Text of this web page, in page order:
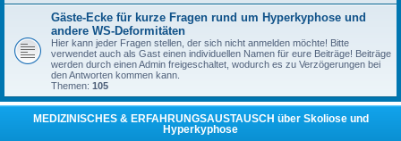
Gäste-Ecke für kurze Fragen rund um Hyperkyphose und
andere WS-Deformitäten
Hier kann jeder Fragen stellen, der sich nicht anmelden möchte! Bitte
verwendet auch als Gast einen individuellen Namen für eure Beiträge! Beiträge
werden durch einen Admin freigeschaltet, wodurch es zu Verzögerungen bei
den Antworten kommen kann.
Themen: 105
MEDIZINISCHES & ERFAHRUNGSAUSTAUSCH über Skoliose und
Hyperkyphose